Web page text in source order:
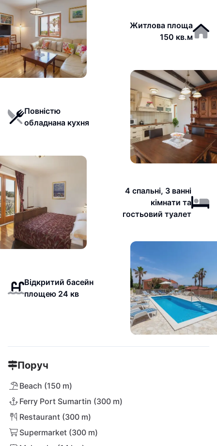
Житлова площа
150 кв.м
Повністю
обладнана кухня
4 спальні, 3 ванні
кімнати та
гостьовий туалет
Відкритий басейн
площею 24 кв
Поруч
Beach (150 m)
Ferry Port Sumartin (300 m)
Restaurant (300 m)
Supermarket (300 m)